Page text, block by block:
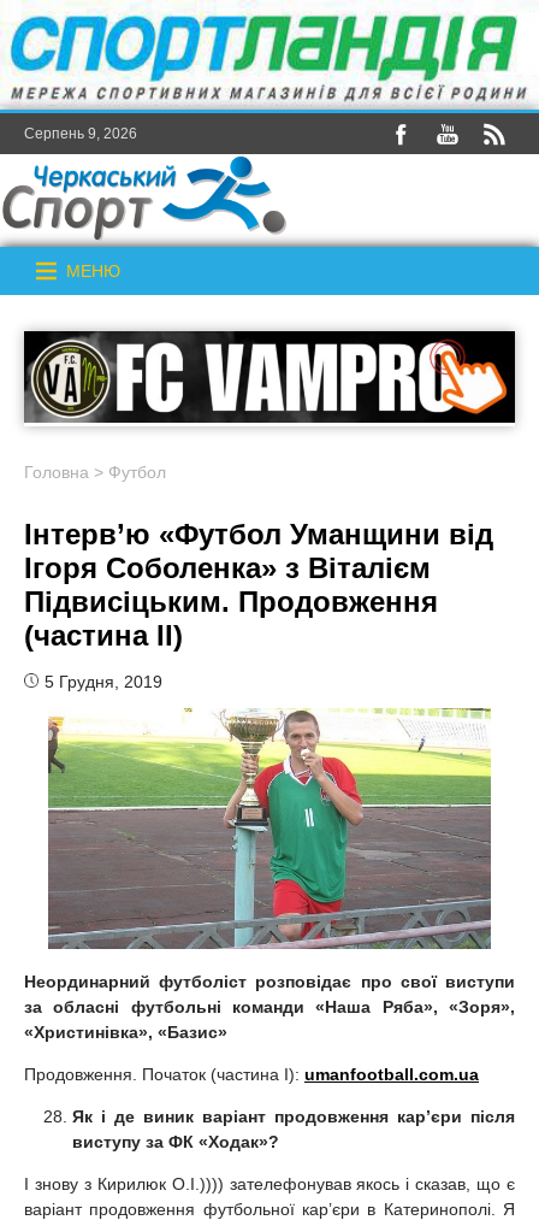
Серпень 9, 2026
МЕНЮ
Головна > Футбол
Інтерв’ю «Футбол Уманщини від
Ігоря Соболенка» з Віталієм
Підвисіцьким. Продовження
(частина II)
5 Грудня, 2019
Неординарний футболіст розповідає про свої виступи
за обласні футбольні команди «Наша Ряба», «Зоря»,
«Христинівка», «Базис»
Продовження. Початок (частина I): umanfootball.com.ua
Як і де виник варіант продовження кар’єри після
виступу за ФК «Ходак»?
І знову з Кирилюк О.І.)))) зателефонував якось і сказав, що є
варіант продовження футбольної кар’єри в Катеринополі. Я